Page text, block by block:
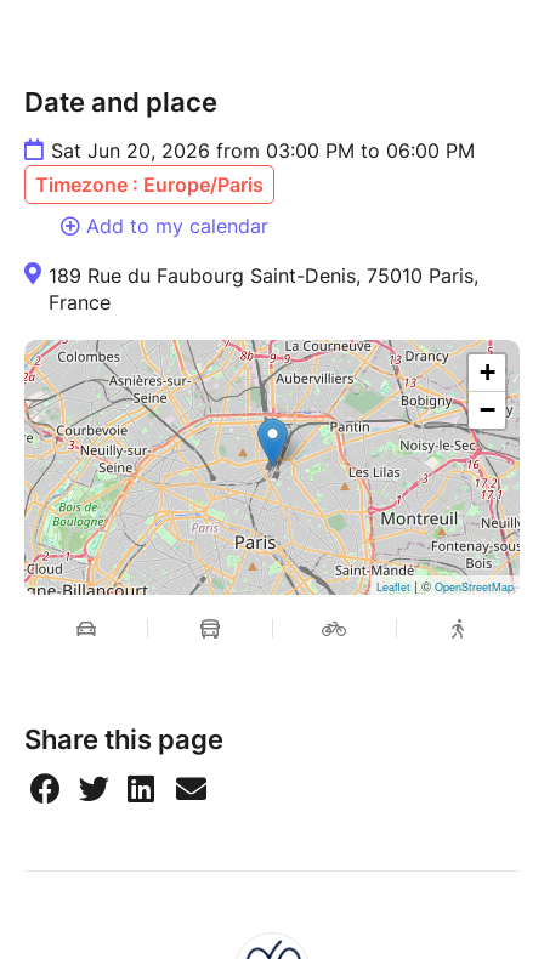
question avant votre venue.
https://www.madeleine-leveque.com/
Date and place
Sat Jun 20, 2026 from 03:00 PM to 06:00 PM
Timezone : Europe/Paris
Add to my calendar
189 Rue du Faubourg Saint-Denis, 75010 Paris,
France
+
−
Leaflet | © OpenStreetMap
Share this page